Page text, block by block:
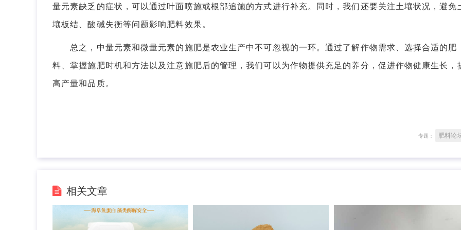
量元素缺乏的症状，可以通过叶面喷施或根部追施的方式进行补充。同时，我们还要关注土壤状况，避免
壤板结、酸碱失衡等问题影响肥料效果。
总之，中量元素和微量元素的施肥是农业生产中不可忽视的一环。通过了解作物需求、选择合适的肥
料、掌握施肥时机和方法以及注意施肥后的管理，我们可以为作物提供充足的养分，促进作物健康生长，
高产量和品质。
专题： 肥料论
相关文章